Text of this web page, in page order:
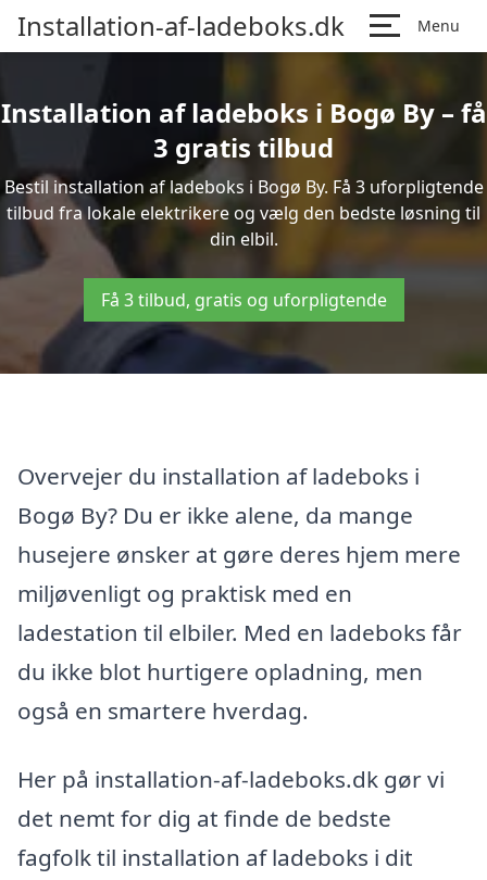
Installation-af-ladeboks.dk Menu
Installation af ladeboks i Bogø By – få
3 gratis tilbud
Bestil installation af ladeboks i Bogø By. Få 3 uforpligtende
tilbud fra lokale elektrikere og vælg den bedste løsning til
din elbil.
Få 3 tilbud, gratis og uforpligtende
Overvejer du installation af ladeboks i
Bogø By? Du er ikke alene, da mange
husejere ønsker at gøre deres hjem mere
miljøvenligt og praktisk med en
ladestation til elbiler. Med en ladeboks får
du ikke blot hurtigere opladning, men
også en smartere hverdag.
Her på installation-af-ladeboks.dk gør vi
det nemt for dig at finde de bedste
fagfolk til installation af ladeboks i dit